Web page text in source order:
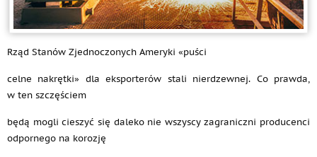
Rząd Stanów Zjednoczonych Ameryki «puści
celne nakrętki» dla eksporterów stali nierdzewnej. Co prawda,
w ten szczęściem
będą mogli cieszyć się daleko nie wszyscy zagraniczni producenci
odpornego na korozję